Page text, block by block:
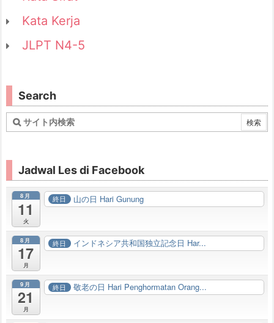
Kata Kerja
JLPT N4-5
Search
Jadwal Les di Facebook
8月
11
火
終日 山の日 Hari Gunung
8月
17
月
終日 インドネシア共和国独立記念日 Har...
9月
21
月
終日 敬老の日 Hari Penghormatan Orang...